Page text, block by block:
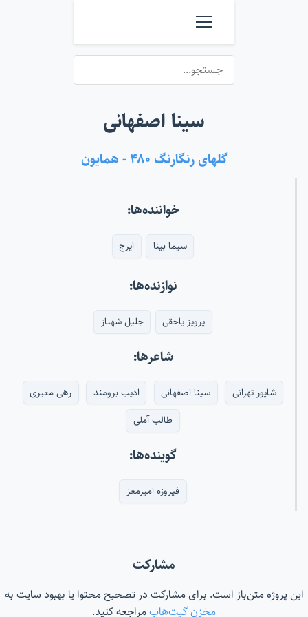
سینا اصفهانی
گلهای رنگارنگ ۴۸۰ - همایون
خواننده‌ها:
سیما بینا ایرج
نوازنده‌ها:
پرویز یاحقی جلیل شهناز
شاعرها:
شاپور تهرانی سینا اصفهانی ادیب برومند
رهی معیری
طالب آملی
گوینده‌ها:
فیروزه امیرمعز
مشارکت
این پروژه متن‌باز است. برای مشارکت در تصحیح محتوا یا بهبود سایت به
مخزن گیت‌هابمراجعه کنید.